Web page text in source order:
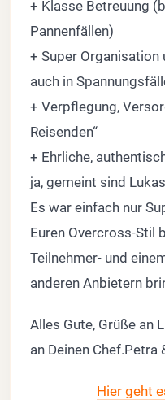
+ Klasse Betreuung
Pannenfällen)
+ Super Organisation
auch in
+ Verpflegung,
Reisenden“
+ Ehrliche,
ja, gemeint sind
Es war einfach nur
Euren Overcross-Stil
Teilnehmer- und
anderen Anbietern
Alles Gute, Grüße an
an Deinen Chef.Petra
Hier geht